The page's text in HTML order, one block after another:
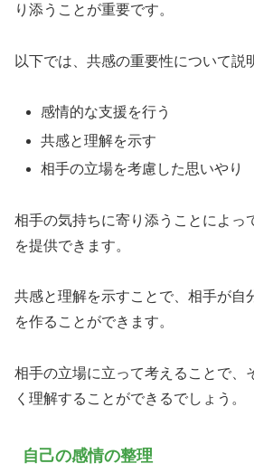
り添うことが重要です。
以下では、共感の重要性について説
感情的な支援を行う
共感と理解を示す
相手の立場を考慮した思いやり
相手の気持ちに寄り添うことによっ
を提供できます。
共感と理解を示すことで、相手が自
を作ることができます。
相手の立場に立って考えることで、
く理解することができるでしょう。
自己の感情の整理